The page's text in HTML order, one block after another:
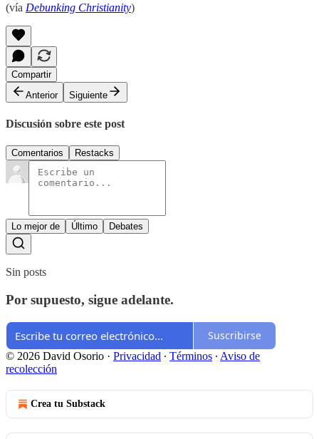
(vía Debunking Christianity)
Compartir
Anterior
Siguiente
Discusión sobre este post
Comentarios Restacks
Lo mejor de Último Debates
Sin posts
Por supuesto, sigue adelante.
Suscribirse
© 2026 David Osorio · Privacidad ∙ Términos ∙ Aviso de
recolección
Crea tu Substack